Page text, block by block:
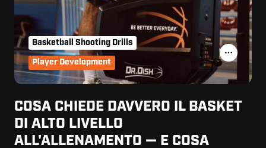
COSA CHIEDE DAVVERO IL BASKET
DI ALTO LIVELLO
ALL'ALLENAMENTO — E COSA
Basketball Shooting Drills
Player Development